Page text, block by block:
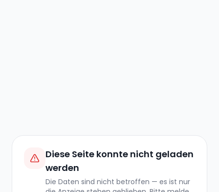
Diese Seite konnte nicht geladen
werden
Die Daten sind nicht betroffen — es ist nur